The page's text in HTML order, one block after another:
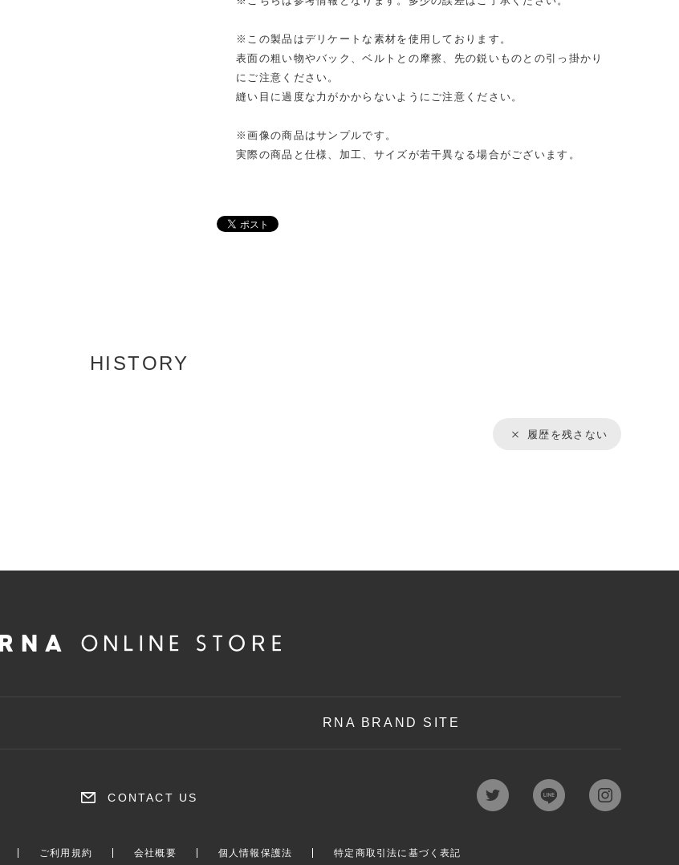
※この製品はデリケートな素材を使用しております。
表面の粗い物やバック、ベルトとの摩擦、先の鋭いものとの引っ掛かり
にご注意ください。
縫い目に過度な力がかからないようにご注意ください。
※画像の商品はサンプルです。
実際の商品と仕様、加工、サイズが若干異なる場合がございます。
HISTORY
履歴を残さない
RNA BRAND SITE
CONTACT US
ご利用規約 会社概要 個人情報保護法 特定商取引法に基づく表記